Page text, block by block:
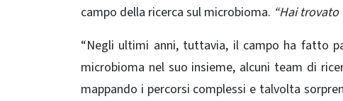
campo della ricerca sul microbioma. “Hai
“Negli ultimi anni, tuttavia, il campo ha fatto
microbioma nel suo insieme, alcuni team di
mappando i percorsi complessi e talvolta